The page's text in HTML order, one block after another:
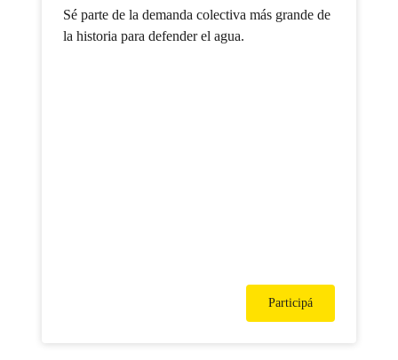
Sé parte de la demanda colectiva más grande de
la historia para defender el agua.
Participá